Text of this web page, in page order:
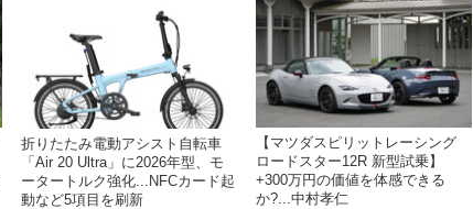
折りたたみ電動アシスト自転車
「Air 20 Ultra」に2026年型、モ
ータートルク強化...NFCカード起
動など5項目を刷新
【マツダスピリットレーシング
ロードスター12R 新型試乗】
+300万円の価値を体感できる
か?...中村孝仁